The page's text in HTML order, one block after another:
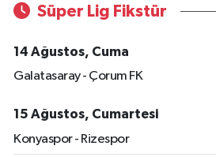
Süper Lig Fikstür
14 Ağustos, Cuma
Galatasaray - Çorum FK
15 Ağustos, Cumartesi
Konyaspor - Rizespor